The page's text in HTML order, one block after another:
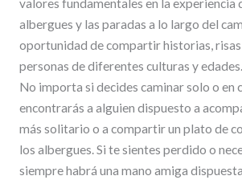
valores fundamentales en la experiencia
albergues y las paradas a lo largo del
oportunidad de compartir historias,
personas de diferentes culturas y edades.
No importa si decides caminar solo o en
encontrarás a alguien dispuesto a
más solitario o a compartir un plato de
los albergues. Si te sientes perdido o
siempre habrá una mano amiga